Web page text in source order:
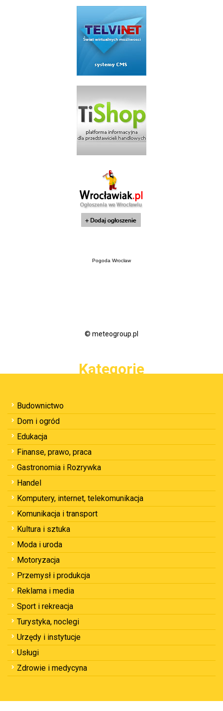
Pogoda Wrocław
© meteogroup.pl
Kategorie
Budownictwo
Dom i ogród
Edukacja
Finanse, prawo, praca
Gastronomia i Rozrywka
Handel
Komputery, internet, telekomunikacja
Komunikacja i transport
Kultura i sztuka
Moda i uroda
Motoryzacja
Przemysł i produkcja
Reklama i media
Sport i rekreacja
Turystyka, noclegi
Urzędy i instytucje
Usługi
Zdrowie i medycyna